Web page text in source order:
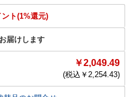
ント(1%還元)
届けします
￥2,049.49
(税込￥ 2,254.43)